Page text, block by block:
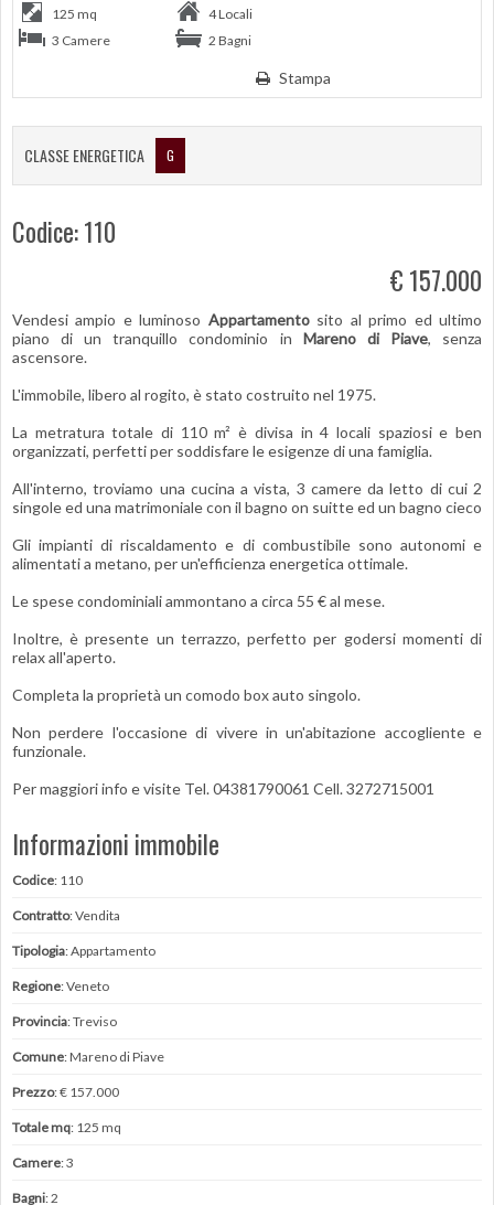
125 mq
4 Locali
3 Camere
2 Bagni
Stampa
CLASSE ENERGETICA G
Codice: 110
€ 157.000
Vendesi ampio e luminoso Appartamentosito al primo ed ultimo
piano di un tranquillo condominio in Mareno di Piave, senza
ascensore.
L'immobile, libero al rogito, è stato costruito nel 1975.
La metratura totale di 110 m² è divisa in 4 locali spaziosi e ben
organizzati, perfetti per soddisfare le esigenze di una famiglia.
All'interno, troviamo una cucina a vista, 3 camere da letto di cui 2
singole ed una matrimoniale con il bagno on suitte ed un bagno cieco
Gli impianti di riscaldamento e di combustibile sono autonomi e
alimentati a metano, per un'efficienza energetica ottimale.
Le spese condominiali ammontano a circa 55 € al mese.
Inoltre, è presente un terrazzo, perfetto per godersi momenti di
relax all'aperto.
Completa la proprietà un comodo box auto singolo.
Non perdere l'occasione di vivere in un'abitazione accogliente e
funzionale.
Per maggiori info e visite Tel. 04381790061 Cell. 3272715001
Informazioni immobile
Codice: 110
Contratto: Vendita
Tipologia: Appartamento
Regione: Veneto
Provincia: Treviso
Comune: Mareno di Piave
Prezzo: € 157.000
Totale mq: 125 mq
Camere: 3
Bagni: 2